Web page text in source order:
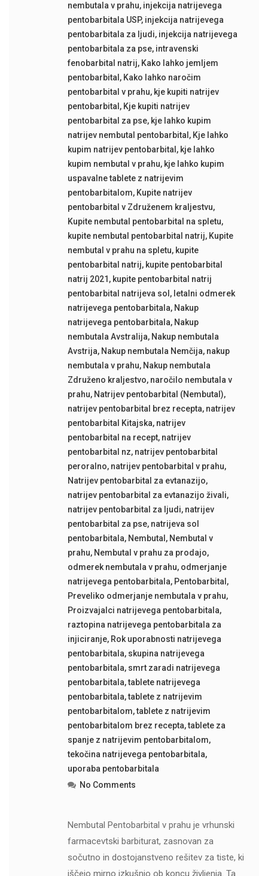
nembutala v prahu, injekcija natrijevega
pentobarbitala USP, injekcija natrijevega
pentobarbitala za ljudi, injekcija natrijevega
pentobarbitala za pse, intravenski
fenobarbital natrij, Kako lahko jemljem
pentobarbital , Kako lahko naročim
pentobarbital v prahu, kje kupiti natrijev
pentobarbital , Kje kupiti natrijev
pentobarbital za pse, kje lahko kupim
natrijev nembutal pentobarbital , Kje lahko
kupim natrijev pentobarbital , kje lahko
kupim nembutal v prahu, kje lahko kupim
uspavalne tablete z natrijevim
pentobarbitalom, Kupite natrijev
pentobarbital v Združenem kraljestvu,
Kupite nembutal pentobarbital na spletu,
kupite nembutal pentobarbital natrij, Kupite
nembutal v prahu na spletu, kupite
pentobarbital natrij, kupite pentobarbital
natrij 2021 , kupite pentobarbital natrij
pentobarbital natrijeva sol , letalni odmerek
natrijevega pentobarbitala, Nakup
natrijevega pentobarbitala, Nakup
nembutala Avstralija, Nakup nembutala
Avstrija, Nakup nembutala Nemčija, nakup
nembutala v prahu, Nakup nembutala
Združeno kraljestvo, naročilo nembutala v
prahu, Natrijev pentobarbital (Nembutal),
natrijev pentobarbital brez recepta, natrijev
pentobarbital Kitajska, natrijev
pentobarbital na recept, natrijev
pentobarbital nz, natrijev pentobarbital
peroralno, natrijev pentobarbital v prahu,
Natrijev pentobarbital za evtanazijo,
natrijev pentobarbital za evtanazijo živali,
natrijev pentobarbital za ljudi, natrijev
pentobarbital za pse, natrijeva sol
pentobarbitala, Nembutal , Nembutal v
prahu, Nembutal v prahu za prodajo,
odmerek nembutala v prahu, odmerjanje
natrijevega pentobarbitala, Pentobarbital ,
Preveliko odmerjanje nembutala v prahu,
Proizvajalci natrijevega pentobarbitala,
raztopina natrijevega pentobarbitala za
injiciranje, Rok uporabnosti natrijevega
pentobarbitala, skupina natrijevega
pentobarbitala, smrt zaradi natrijevega
pentobarbitala,tablete natrijevega
pentobarbitala,tablete z natrijevim
pentobarbitalom,tablete z natrijevim
pentobarbitalom brez recepta,tablete za
spanje z natrijevim pentobarbitalom,
tekočina natrijevega pentobarbitala,
uporaba pentobarbitala
No Comments
Nembutal Pentobarbital v prahu je vrhunski
farmacevtski barbiturat, zasnovan za
sočutno in dostojanstveno rešitev za tiste, ki
iščejo mirno izkušnjo ob koncu življenja. Ta